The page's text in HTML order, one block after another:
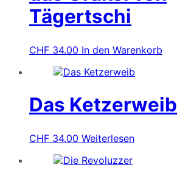
Tägertschi
CHF 34.00 In den Warenkorb
Das Ketzerweib
CHF 34.00 Weiterlesen